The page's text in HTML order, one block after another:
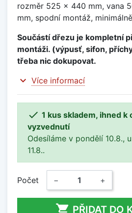
rozměr 525 x 440 mm, vana
mm, spodní montáž,
Součástí dřezu je kompletní
montáži. (výpusť, sifon,
třeba nic dokupovat.
expand_more Více informací
 1 kus skladem, ihned k
vyzvednutí
Odesíláme v pondělí 10.8.,
11.8..
Počet − +
 PŘIDAT DO